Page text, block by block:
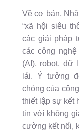
Về cơ bản,
“xã hội siêu
các giải pháp
các công
(AI), robot, dữ
lái. Ý tưởng
chóng của
thiết lập sự kết
tin với không
cường kết nối,